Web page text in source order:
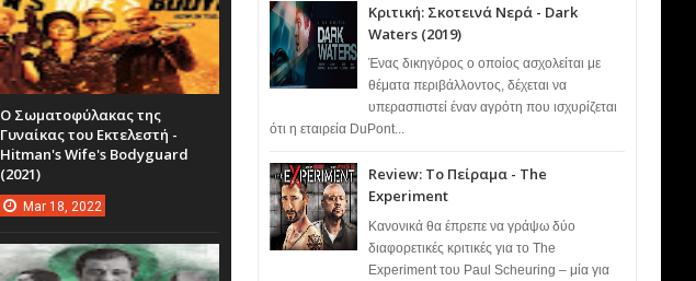
Κριτική: Σκοτεινά Νερά - Dark
Waters (2019)
Ένας δικηγόρος ο οποίος ασχολείται με
θέματα περιβάλλοντος, δέχεται να
υπερασπιστεί έναν αγρότη που ισχυρίζεται
ότι η εταιρεία DuPont...
Review: Το Πείραμα - The
Experiment
Κανονικά θα έπρεπε να γράψω δύο
διαφορετικές κριτικές για το The
Experiment του Paul Scheuring – μία για
Ο Σωματοφύλακας της
Γυναίκας του Εκτελεστή -
Hitman's Wife's Bodyguard
(2021)
Mar 18, 2022